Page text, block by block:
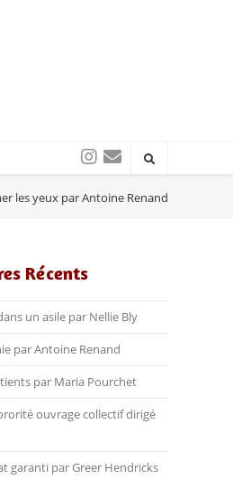
les yeux par Antoine Renand
Récents
un asile par Nellie Bly
par Antoine Renand
par Maria Pourchet
ouvrage collectif dirigé
garanti par Greer Hendricks